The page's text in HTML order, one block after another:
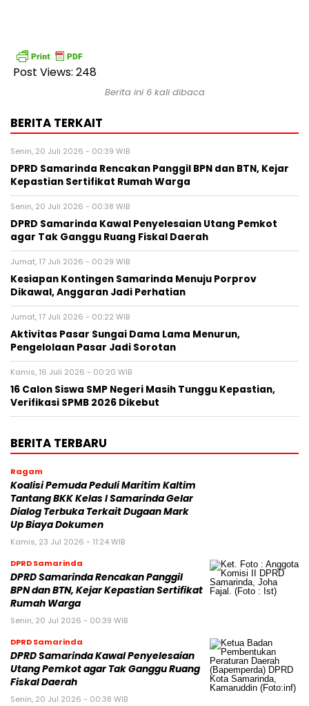
Post Views: 248
Berita ini 6 kali dibaca
BERITA TERKAIT
Senin, 20 Juli 2026 - 00:39 WIB
DPRD Samarinda Rencakan Panggil BPN dan BTN, Kejar
Kepastian Sertifikat Rumah Warga
Senin, 20 Juli 2026 - 00:38 WIB
DPRD Samarinda Kawal Penyelesaian Utang Pemkot
agar Tak Ganggu Ruang Fiskal Daerah
Jumat, 17 Juli 2026 - 00:29 WIB
Kesiapan Kontingen Samarinda Menuju Porprov
Dikawal, Anggaran Jadi Perhatian
Jumat, 17 Juli 2026 - 00:22 WIB
Aktivitas Pasar Sungai Dama Lama Menurun,
Pengelolaan Pasar Jadi Sorotan
Kamis, 16 Juli 2026 - 00:20 WIB
16 Calon Siswa SMP Negeri Masih Tunggu Kepastian,
Verifikasi SPMB 2026 Dikebut
BERITA TERBARU
Ragam
Koalisi Pemuda Peduli Maritim Kaltim
Tantang BKK Kelas I Samarinda Gelar
Dialog Terbuka Terkait Dugaan Mark
Up Biaya Dokumen
Kamis, 23 Jul 2026 - 11:24 WIB
DPRD Samarinda
DPRD Samarinda Rencakan Panggil
BPN dan BTN, Kejar Kepastian Sertifikat
Rumah Warga
Senin, 20 Jul 2026 - 00:39 WIB
DPRD Samarinda
DPRD Samarinda Kawal Penyelesaian
Utang Pemkot agar Tak Ganggu Ruang
Fiskal Daerah
Senin, 20 Jul 2026 - 00:38 WIB